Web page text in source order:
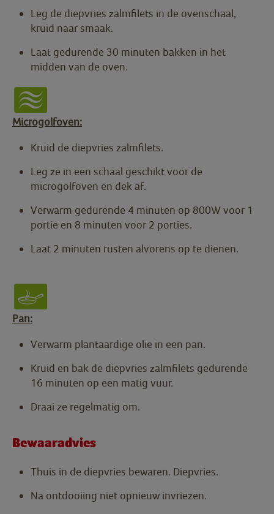
Leg de diepvries zalmfilets in de ovenschaal,
kruid naar smaak.
Laat gedurende 30 minuten bakken in het
midden van de oven.
Microgolfoven:
Kruid de diepvries zalmfilets.
Leg ze in een schaal geschikt voor de
microgolfoven en dek af.
Verwarm gedurende 4 minuten op 800W voor 1
portie en 8 minuten voor 2 porties.
Laat 2 minuten rusten alvorens op te dienen.
Pan:
Verwarm plantaardige olie in een pan.
Kruid en bak de diepvries zalmfilets gedurende
16 minuten op een matig vuur.
Draai ze regelmatig om.
Bewaaradvies
Thuis in de diepvries bewaren. Diepvries.
Na ontdooiing niet opnieuw invriezen.